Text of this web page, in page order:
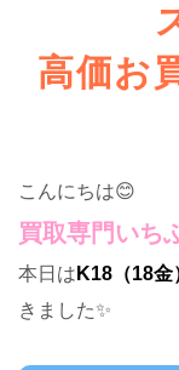
高価お
こんにちは😊
買取専門いち
本日は K18（18
きました✨